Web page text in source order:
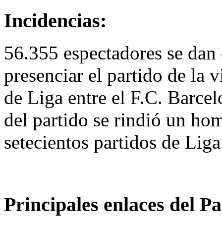
Incidencias:
56.355 espectadores se
presenciar el partido de la
de Liga entre el F.C.
del partido se rindió un
setecientos partidos de
Principales enlaces del